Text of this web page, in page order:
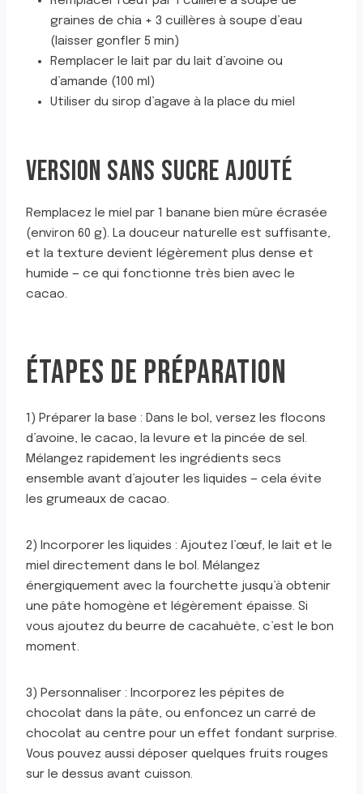
graines de chia + 3 cuillères à soupe d’eau
(laisser gonfler 5 min)
Remplacer le lait par du lait d’avoine ou
d’amande (100 ml)
Utiliser du sirop d’agave à la place du miel
VERSION SANS SUCRE AJOUTÉ
Remplacez le miel par 1 banane bien mûre écrasée
(environ 60 g). La douceur naturelle est suffisante,
et la texture devient légèrement plus dense et
humide — ce qui fonctionne très bien avec le
cacao.
ÉTAPES DE PRÉPARATION
1) Préparer la base : Dans le bol, versez les flocons
d’avoine, le cacao, la levure et la pincée de sel.
Mélangez rapidement les ingrédients secs
ensemble avant d’ajouter les liquides — cela évite
les grumeaux de cacao.
2) Incorporer les liquides : Ajoutez l’œuf, le lait et le
miel directement dans le bol. Mélangez
énergiquement avec la fourchette jusqu’à obtenir
une pâte homogène et légèrement épaisse. Si
vous ajoutez du beurre de cacahuète, c’est le bon
moment.
3) Personnaliser : Incorporez les pépites de
chocolat dans la pâte, ou enfoncez un carré de
chocolat au centre pour un effet fondant surprise.
Vous pouvez aussi déposer quelques fruits rouges
sur le dessus avant cuisson.